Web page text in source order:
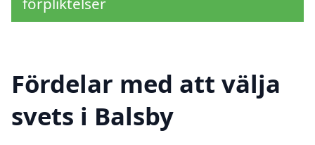
Fördelar med att välja
svets i Balsby